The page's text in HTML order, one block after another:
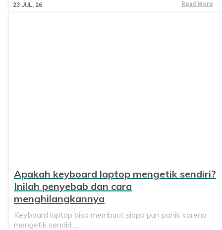
23 JUL, 26 Read More
Apakah keyboard laptop mengetik sendiri?
Inilah penyebab dan cara
menghilangkannya
Keyboard laptop bisa membuat siapa pun panik karena
mengetik sendiri.…